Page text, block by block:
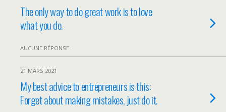
The only way to do great work is to love
what you do.
AUCUNE RÉPONSE
21 MARS 2021
My best advice to entrepreneurs is this:
Forget about making mistakes, just do it.